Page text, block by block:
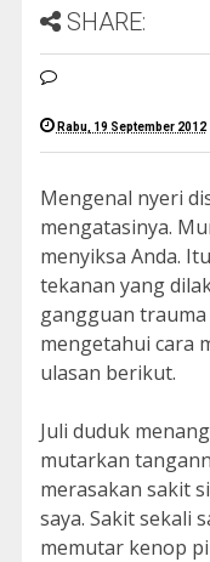
SHARE:
Rabu, 19 September 2012
Mengenal nyeri
mengatasinya.
menyiksa Anda.
tekanan yang
gangguan
mengetahui cara
ulasan berikut.
Juli duduk
mutarkan
merasakan sakit
saya. Sakit sekali
memutar kenop